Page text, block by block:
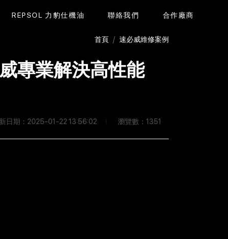
REPSOL 力豹仕機油 聯絡我們 合作廠商
首頁 速必威維修案例
專業解決高性能
日期：2025-01-22 13:56:02 瀏覽數：1351